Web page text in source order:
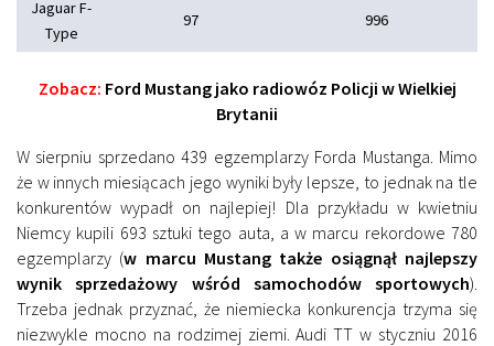
Jaguar F-
Type
97 996
Zobacz: Ford Mustang jako radiowóz Policji w Wielkiej
Brytanii
W sierpniu sprzedano 439 egzemplarzy Forda Mustanga. Mimo
że w innych miesiącach jego wyniki były lepsze, to jednak na tle
konkurentów wypadł on najlepiej! Dla przykładu w kwietniu
Niemcy kupili 693 sztuki tego auta, a w marcu rekordowe 780
egzemplarzy (w marcu Mustang także osiągnął najlepszy
wynik sprzedażowy wśród samochodów sportowych).
Trzeba jednak przyznać, że niemiecka konkurencja trzyma się
niezwykle mocno na rodzimej ziemi. Audi TT w styczniu 2016